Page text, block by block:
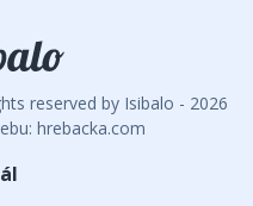
reserved by Isibalo - 2026
hrebacka.com